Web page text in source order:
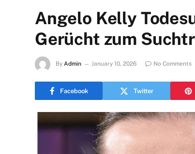
Angelo Kelly
Gerücht zum
By Admin January 10, 2026 No Comments
Facebook Twitter